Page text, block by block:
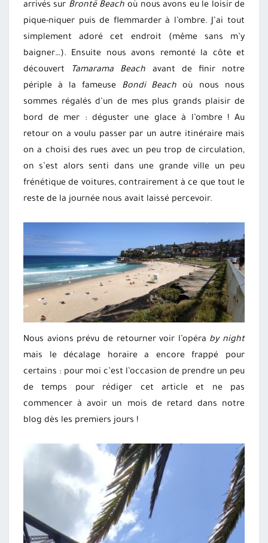
arrivés sur Brontë Beach où nous avons eu le loisir de
pique-niquer puis de flemmarder à l’ombre. J’ai tout
simplement adoré cet endroit (même sans m’y
baigner…). Ensuite nous avons remonté la côte et
découvert
Tamarama Beach avant de finir notre
périple à la fameuse Bondi Beach où nous nous
sommes régalés d’un de mes plus grands plaisir de
bord de mer : déguster une glace à l’ombre ! Au
retour on a voulu passer par un autre itinéraire mais
on a choisi des rues avec un peu trop de circulation,
on s’est alors senti dans une grande ville un peu
frénétique de voitures, contrairement à ce que tout le
reste de la journée nous avait laissé percevoir.
Nous avions prévu de retourner voir l’opéra by night
mais le décalage horaire a encore frappé pour
certains : pour moi c’est l’occasion de prendre un peu
de temps pour rédiger cet article et ne pas
commencer à avoir un mois de retard dans notre
blog dès les premiers jours !